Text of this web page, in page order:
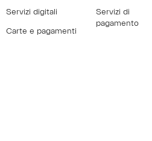
Servizi digitali
Carte e pagamenti
Servizi di
pagamento